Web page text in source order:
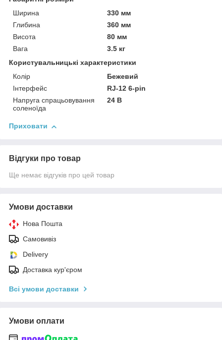
Ширина
330 мм
Глибина
360 мм
Висота
80 мм
Вага
3.5 кг
Користувальницькі характеристики
Колір
Бежевий
Інтерфейс
RJ-12 6-pin
Напруга спрацьовування
соленоїда
24 В
Приховати
Відгуки про товар
Ще немає відгуків про цей товар
Умови доставки
Нова Пошта
Самовивіз
Delivery
Доставка кур'єром
Всі умови доставки
Умови оплати